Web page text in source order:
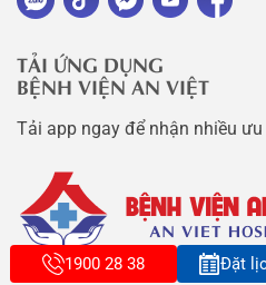
TẢI ỨNG DỤNG
BỆNH VIỆN AN VIỆT
Tải app ngay để nhận nhiều
1900 28 38 Đặt